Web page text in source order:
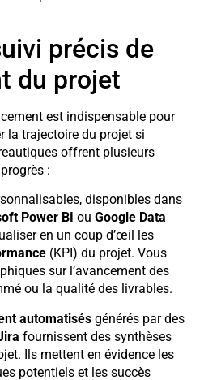
précis de
du projet
est indispensable pour
la trajectoire du projet si
offrent plusieurs
:
disponibles dans
Power BI ou Google Data
en un coup d’œil les
(KPI) du projet. Vous
sur l’avancement des
ou la qualité des livrables.
automatisés générés par des
fournissent des synthèses
Ils mettent en évidence les
potentiels et les succès